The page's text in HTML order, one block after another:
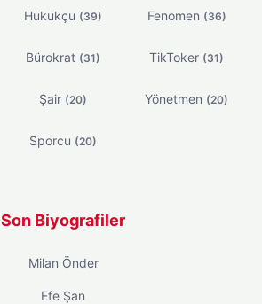
Hukukçu (39) Fenomen (36)
Bürokrat (31) TikToker (31)
Şair (20) Yönetmen (20)
Sporcu (20)
Son Biyografiler
Milan Önder
Efe Şan